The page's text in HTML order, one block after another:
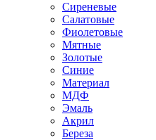
Сиреневые
Салатовые
Фиолетовые
Мятные
Золотые
Синие
Материал
МДФ
Эмаль
Акрил
Береза